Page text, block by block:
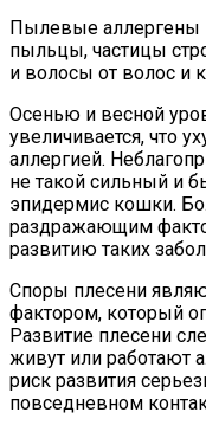
Пылевые аллергены
пыльцы, частицы
и волосы от волос и
Осенью и весной
увеличивается, что
аллергией.
не такой сильный и
эпидермис кошки.
раздражающим
развитию таких
Споры плесени
фактором, который
Развитие плесени
живут или работают
риск развития
повседневном